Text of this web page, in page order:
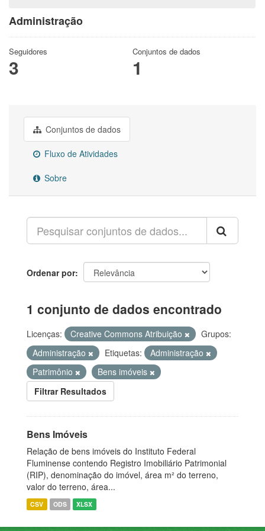
Administração
Seguidores
3
Conjuntos de dados
1
Conjuntos de dados
Fluxo de Atividades
Sobre
Ordenar por
1 conjunto de dados encontrado
Licenças: Creative Commons Atribuição
Grupos:
Administração
Etiquetas:
Administração
Patrimônio
Bens imóveis
Filtrar Resultados
Bens Imóveis
Relação de bens imóveis do Instituto Federal
Fluminense contendo Registro Imobiliário Patrimonial
(RIP), denominação do imóvel, área m² do terreno,
valor do terreno, área...
CSV ODS XLSX